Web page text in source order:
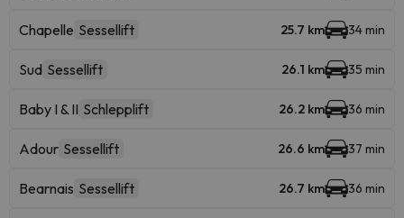
Chapelle Sessellift 25.7 km 34 min
Sud Sessellift 26.1 km 35 min
Baby I & II Schlepplift 26.2 km 36 min
Adour Sessellift 26.6 km 37 min
Bearnais Sessellift 26.7 km 36 min